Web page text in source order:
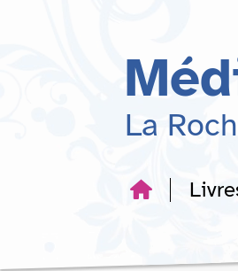
recherche
La